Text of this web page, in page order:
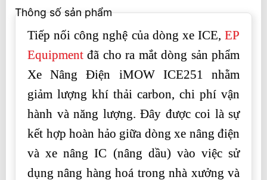
5trên 5 dựa
trên
1
đánh
Thông số sản phẩm
Tiếp nối công nghệ của dòng xe ICE, EP
Equipment đã cho ra mắt dòng sản phẩm
Xe Nâng Điện iMOW ICE251 nhằm
giảm lượng khí thải carbon, chi phí vận
hành và năng lượng. Đây được coi là sự
kết hợp hoàn hảo giữa dòng xe nâng điện
và xe nâng IC (nâng dầu) vào việc sử
dụng nâng hàng hoá trong nhà xưởng và